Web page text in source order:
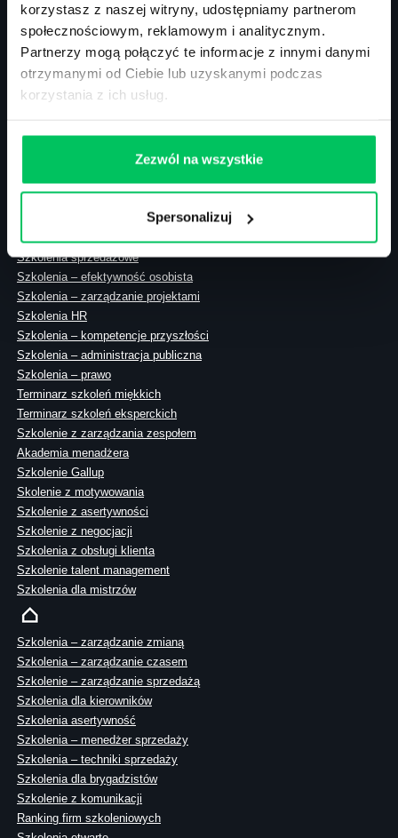
korzystasz z naszej witryny, udostępniamy partnerom
społecznościowym, reklamowym i analitycznym.
Partnerzy mogą połączyć te informacje z innymi danymi
otrzymanymi od Ciebie lub uzyskanymi podczas
korzystania z ich usług.
Zezwól na wszystkie
Spersonalizuj
tel.: 505 273 550
00-394 Warszawa
Szkolenia menedżerskie
Szkolenia sprzedażowe
Szkolenia – efektywność osobista
Szkolenia – zarządzanie projektami
Szkolenia HR
Szkolenia – kompetencje przyszłości
Szkolenia – administracja publiczna
Szkolenia – prawo
Terminarz szkoleń miękkich
Terminarz szkoleń eksperckich
Szkolenie z zarządzania zespołem
Akademia menadżera
Szkolenie Gallup
Skolenie z motywowania
Szkolenie z asertywności
Szkolenie z negocjacji
Szkolenia z obsługi klienta
Szkolenie talent management
Szkolenia dla mistrzów
Szkolenia – zarządzanie zmianą
Szkolenia – zarządzanie czasem
Szkolenie – zarządzanie sprzedażą
Szkolenia dla kierowników
Szkolenia asertywność
Szkolenia – menedżer sprzedaży
Szkolenia – techniki sprzedaży
Szkolenia dla brygadzistów
Szkolenie z komunikacji
Ranking firm szkoleniowych